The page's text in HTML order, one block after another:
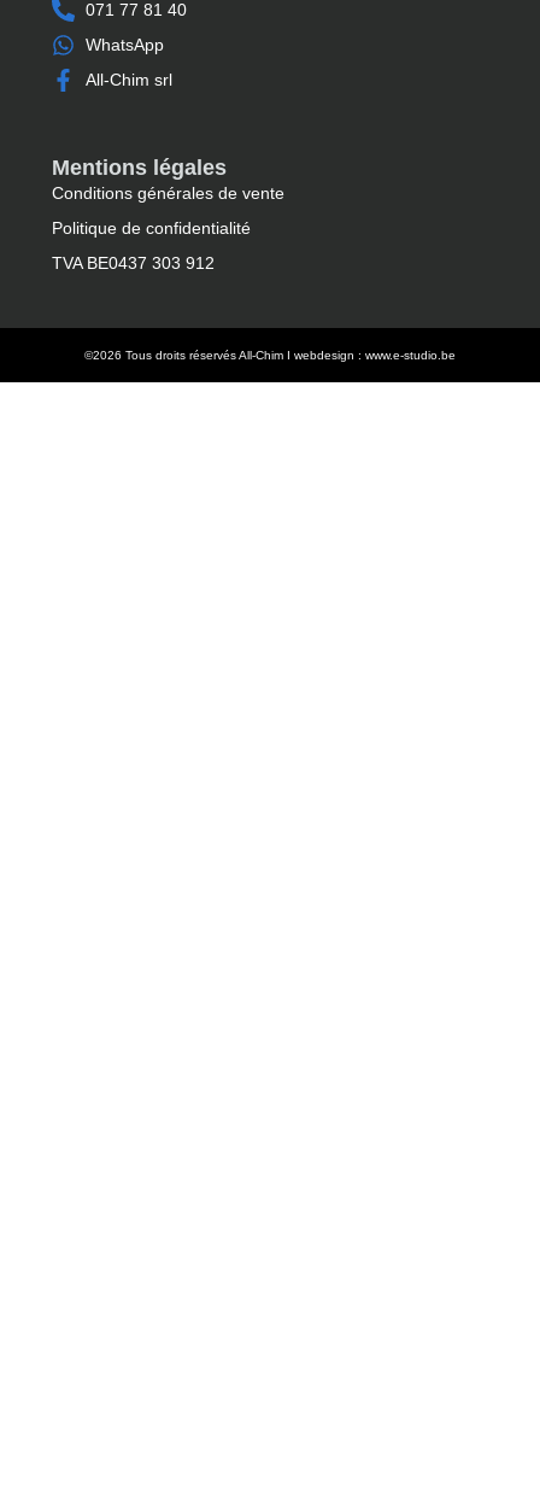
071 77 81 40
WhatsApp
All-Chim srl
Mentions légales
Conditions générales de vente
Politique de confidentialité
TVA BE0437 303 912
©2026 Tous droits réservés All-Chim I webdesign : www.e-studio.be